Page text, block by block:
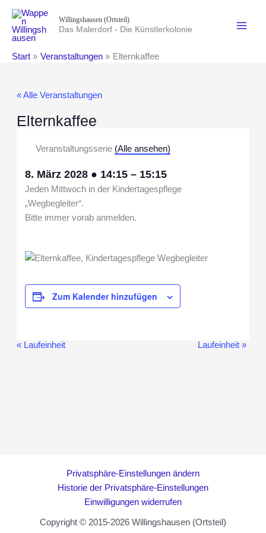
Inhalt
springen
Willingshausen (Ortsteil)
Das Malerdorf - Die Künstlerkolonie
Start Veranstaltungen Elternkaffee
« Alle Veranstaltungen
Elternkaffee
Veranstaltungsserie (Alle ansehen)
8. März 2028 ● 14:15– 15:15
Jeden Mittwoch in der Kindertagespflege
„Wegbegleiter“.
Bitte immer vorab anmelden.
Zum Kalender hinzufügen
Veranstaltung-
«Laufeinheit Laufeinheit»
Privatsphäre-Einstellungen ändern
Historie der Privatsphäre-Einstellungen
Einwilligungen widerrufen
Copyright © 2015-2026 Willingshausen (Ortsteil)